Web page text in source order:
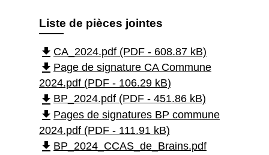
Liste de pièces jointes
file_download CA_2024.pdf (PDF - 608.87 kB)
file_download Page de signature CA Commune
2024.pdf (PDF - 106.29 kB)
file_download BP_2024.pdf (PDF - 451.86 kB)
file_download Pages de signatures BP commune
2024.pdf (PDF - 111.91 kB)
file_download BP_2024_CCAS_de_Brains.pdf